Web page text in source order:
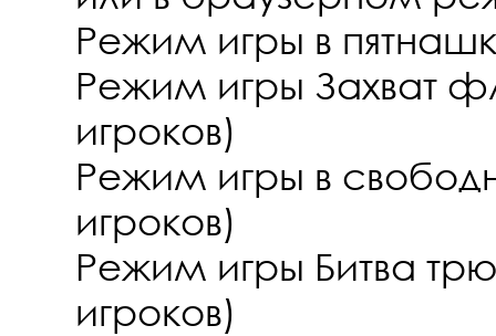
Режим игры в
Режим игры Захват
игроков)
Режим игры в
игроков)
Режим игры Битва
игроков)